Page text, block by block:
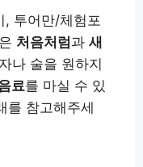
, 투어만/체험포
처음처럼과 새
나 술을 원하지
료를 마실 수 있
를 참고해주세